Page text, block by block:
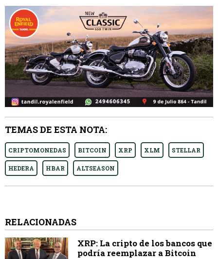
TEMAS DE ESTA NOTA:
CRIPTOMONEDAS BITCOIN XRP XLM STELLAR
HEDERA HBAR ALTSEASON
RELACIONADAS
XRP: La cripto de los bancos que
podría reemplazar a Bitcoin